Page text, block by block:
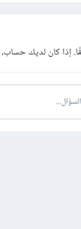
إذا كان لديك حساب،